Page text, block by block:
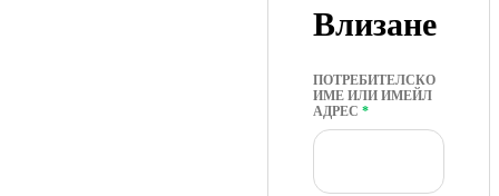
Влизане
ПОТРЕБИТЕЛСКО
ИМЕ ИЛИ ИМЕЙЛ
АДРЕС *ЗАДЪЛЖИТЕЛНО